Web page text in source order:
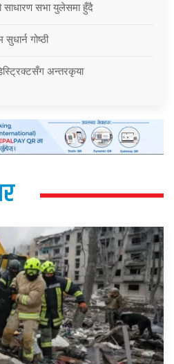
सभा युलेसमा हुँदै
गोष्ठी
अन्तरकृया